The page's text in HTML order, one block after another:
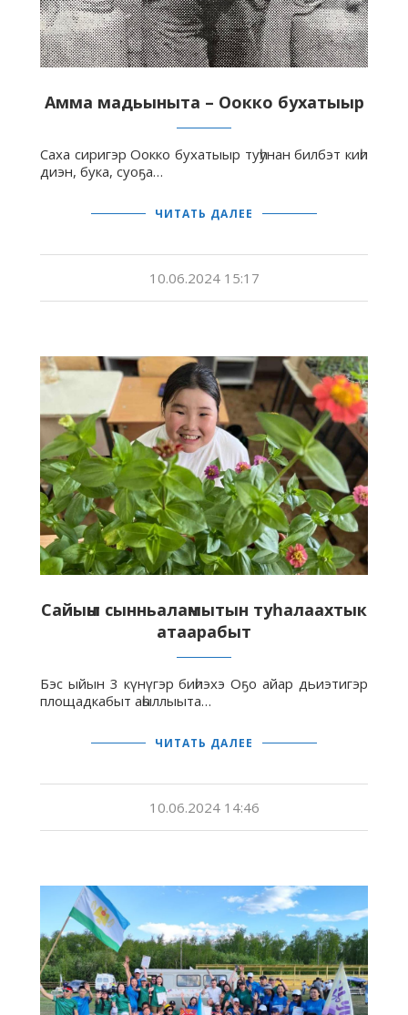
Амма мадьыныта – Оокко бухатыыр
Саха сиригэр Оокко бухатыыр туһунан билбэт киһи
диэн, бука, суоҕа…
ЧИТАТЬ ДАЛЕЕ
10.06.2024 15:17
Сайыҥҥы сынньалаҥмытын туһалаахтык
атаарабыт
Бэс ыйын 3 күнүгэр биһиэхэ Оҕо айар дьиэтигэр
площадкабыт аһыллыыта…
ЧИТАТЬ ДАЛЕЕ
10.06.2024 14:46